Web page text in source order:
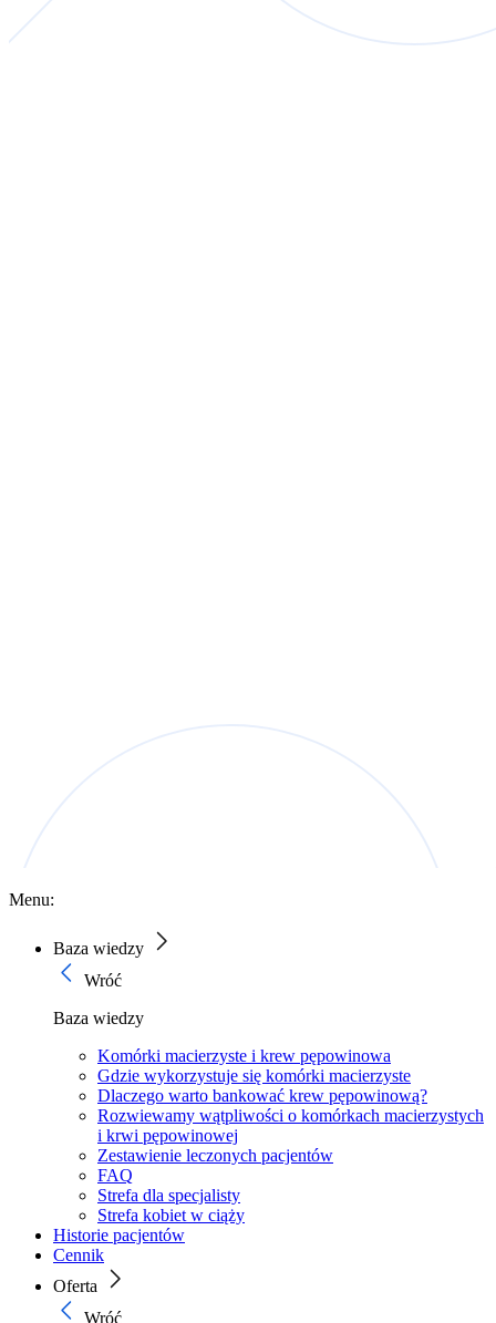
Menu:
Baza wiedzy
Wróć
Baza wiedzy
Komórki macierzyste i krew pępowinowa
Gdzie wykorzystuje się komórki macierzyste
Dlaczego warto bankować krew pępowinową?
Rozwiewamy wątpliwości o komórkach macierzystych
i krwi pępowinowej
Zestawienie leczonych pacjentów
FAQ
Strefa dla specjalisty
Strefa kobiet w ciąży
Historie pacjentów
Cennik
Oferta
Wróć